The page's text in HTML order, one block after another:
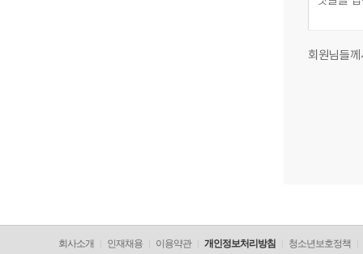
회원님들
회사소개 인재채용 이용약관 개인정보처리방침 청소년보호정책